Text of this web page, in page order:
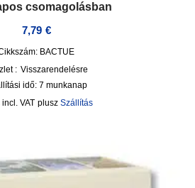
csomagolásban
7,79 €
BACTUE
: Visszarendelésre
idő: 7 munkanap
incl. VAT plusz Szállítás